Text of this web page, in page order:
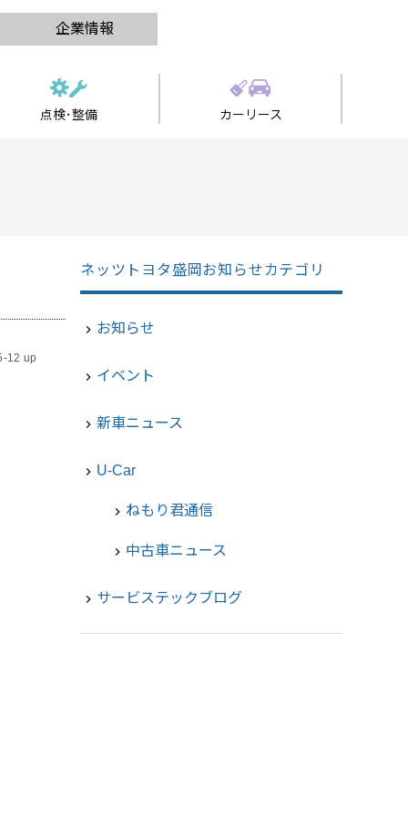
企業情報
点検･整備 カーリース
12 up
ネッツトヨタ盛岡お知らせカテゴリ
navigate_next お知らせ
navigate_next イベント
navigate_next 新車ニュース
navigate_next U-Car
chevron_right ねもり君通信
chevron_right 中古車ニュース
navigate_next サービステックブログ